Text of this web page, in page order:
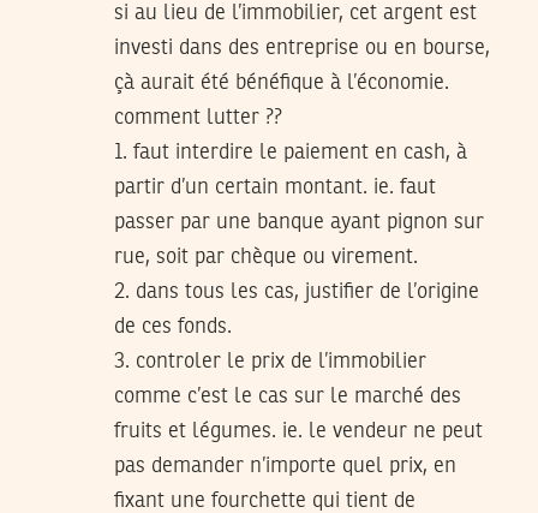
si au lieu de l’immobilier, cet argent est
investi dans des entreprise ou en bourse,
çà aurait été bénéfique à l’économie.
comment lutter ??
1. faut interdire le paiement en cash, à
partir d’un certain montant. ie. faut
passer par une banque ayant pignon sur
rue, soit par chèque ou virement.
2. dans tous les cas, justifier de l’origine
de ces fonds.
3. controler le prix de l’immobilier
comme c’est le cas sur le marché des
fruits et légumes. ie. le vendeur ne peut
pas demander n’importe quel prix, en
fixant une fourchette qui tient de